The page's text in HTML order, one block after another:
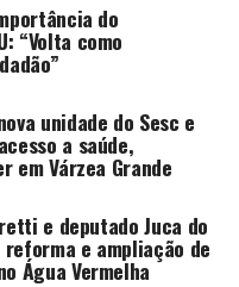
do
“Volta como
unidade do Sesc e
a saúde,
em Várzea Grande
e deputado Juca do
reforma e ampliação de
Água Vermelha